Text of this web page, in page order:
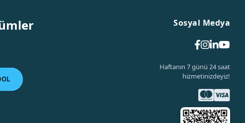
Sosyal Medya
Haftanın 7 günü 24 saat
hizmetinizdeyiz!